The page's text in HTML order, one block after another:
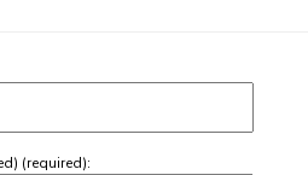
(required):